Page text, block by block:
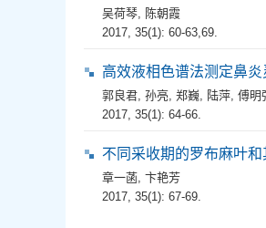
吴荷琴, 陈朝霞
2017, 35(1): 60-63,69.
高效液相色谱法测定鼻
郭良君, 孙亮, 郑巍, 陆萍, 傅明
2017, 35(1): 64-66.
不同采收期的罗布麻叶
章一菡, 卞艳芳
2017, 35(1): 67-69.